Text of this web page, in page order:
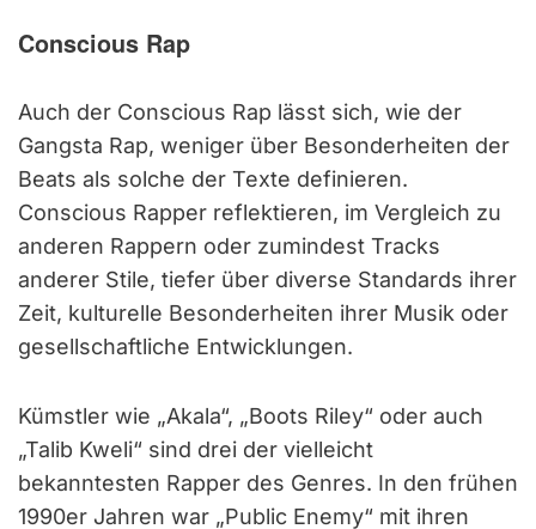
Conscious Rap
Auch der Conscious Rap lässt sich, wie der
Gangsta Rap, weniger über Besonderheiten der
Beats als solche der Texte definieren.
Conscious Rapper reflektieren, im Vergleich zu
anderen Rappern oder zumindest Tracks
anderer Stile, tiefer über diverse Standards ihrer
Zeit, kulturelle Besonderheiten ihrer Musik oder
gesellschaftliche Entwicklungen.
Kümstler wie „Akala“, „Boots Riley“ oder auch
„Talib Kweli“ sind drei der vielleicht
bekanntesten Rapper des Genres. In den frühen
1990er Jahren war „Public Enemy“ mit ihren